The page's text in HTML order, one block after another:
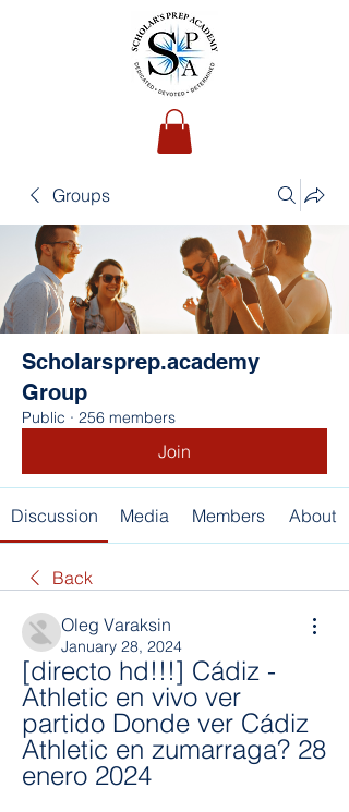
Groups
Scholarsprep.academy
Group
Public · 256 members
Join
Discussion Media Members About
Back
Oleg Varaksin
January 28, 2024
[directo hd!!!] Cádiz -
Athletic en vivo ver
partido Donde ver Cádiz
Athletic en zumarraga? 28
enero 2024